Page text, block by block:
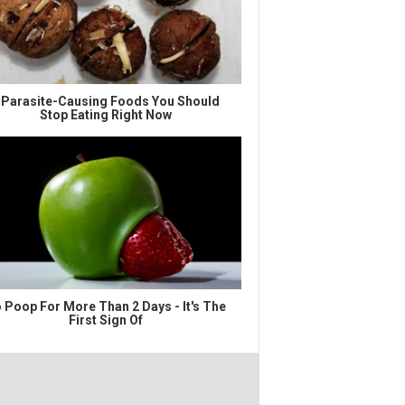
Causing Foods You Should
Stop Eating Right Now
Poop For More Than 2 Days - It's The
First Sign Of